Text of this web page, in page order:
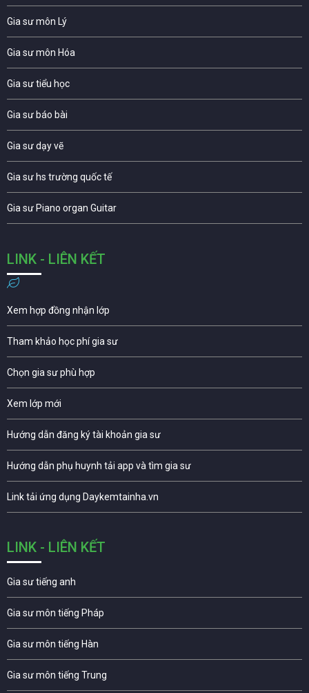
Gia sư môn Lý
Gia sư môn Hóa
Gia sư tiểu học
Gia sư báo bài
Gia sư dạy vẽ
Gia sư hs trường quốc tế
Gia sư Piano organ Guitar
LINK - LIÊN KẾT
Xem hợp đồng nhận lớp
Tham khảo học phí gia sư
Chọn gia sư phù hợp
Xem lớp mới
Hướng dẫn đăng ký tài khoản gia sư
Hướng dẫn phụ huynh tải app và tìm gia sư
Link tải ứng dụng Daykemtainha.vn
LINK - LIÊN KẾT
Gia sư tiếng anh
Gia sư môn tiếng Pháp
Gia sư môn tiếng Hàn
Gia sư môn tiếng Trung